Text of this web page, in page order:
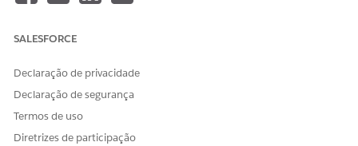
ativo para clientes, configure sua organização com as
configure os recursos necessários para usar esse agente.
Configurar permissões de usuário para gerenciamento
financeiro de ativo para clientes
habilitar o agente Gerenciamento financeiro de ativo para
SALESFORCE
Declaração de privacidade
Declaração de segurança
Termos de uso
Diretrizes de participação